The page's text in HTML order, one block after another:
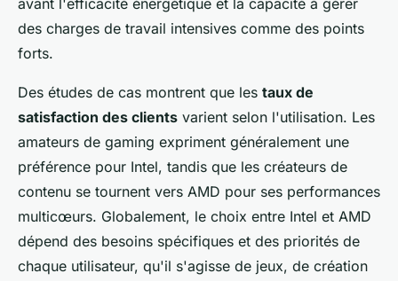
avant l'efficacité énergétique et la capacité à gérer
des charges de travail intensives comme des points
forts.
Des études de cas montrent que les taux de
satisfaction des clients varient selon l'utilisation. Les
amateurs de gaming expriment généralement une
préférence pour Intel, tandis que les créateurs de
contenu se tournent vers AMD pour ses performances
multicœurs. Globalement, le choix entre Intel et AMD
dépend des besoins spécifiques et des priorités de
chaque utilisateur, qu'il s'agisse de jeux, de création